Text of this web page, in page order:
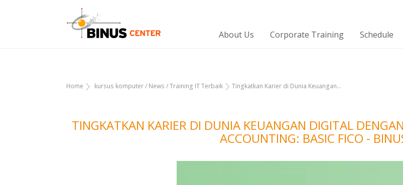
About Us Corporate Training Schedule
Home kursus komputer/ News /Training IT Terbaik Tingkatkan Karier di Dunia Keuangan...
TINGKATKAN KARIER DI DUNIA KEUANGAN DIGITAL
ACCOUNTING: BASIC FICO -